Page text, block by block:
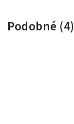
Podobné (4)